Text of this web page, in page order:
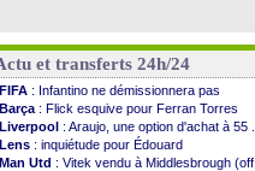
et transferts 24h/24
FIFA : Infantino ne démissionnera pas
Barça : Flick esquive pour Ferran Torres
Liverpool : Araujo, une option d'achat à 55 ...
Lens : inquiétude pour Édouard
Man Utd : Vitek vendu à Middlesbrough